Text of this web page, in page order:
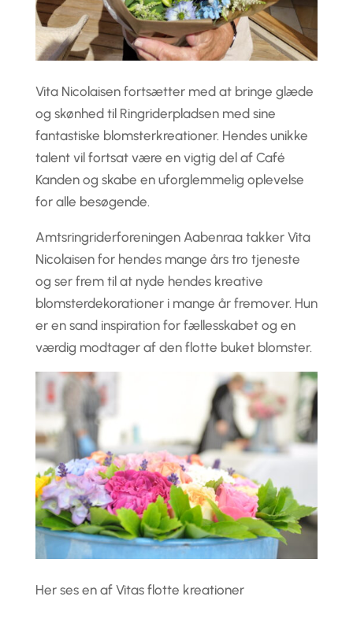
Vita Nicolaisen fortsætter med at bringe glæde
og skønhed til Ringriderpladsen med sine
fantastiske blomsterkreationer. Hendes unikke
talent vil fortsat være en vigtig del af Café
Kanden og skabe en uforglemmelig oplevelse
for alle besøgende.
Amtsringriderforeningen Aabenraa takker Vita
Nicolaisen for hendes mange års tro tjeneste
og ser frem til at nyde hendes kreative
blomsterdekorationer i mange år fremover. Hun
er en sand inspiration for fællesskabet og en
værdig modtager af den flotte buket blomster.
Her ses en af Vitas flotte kreationer